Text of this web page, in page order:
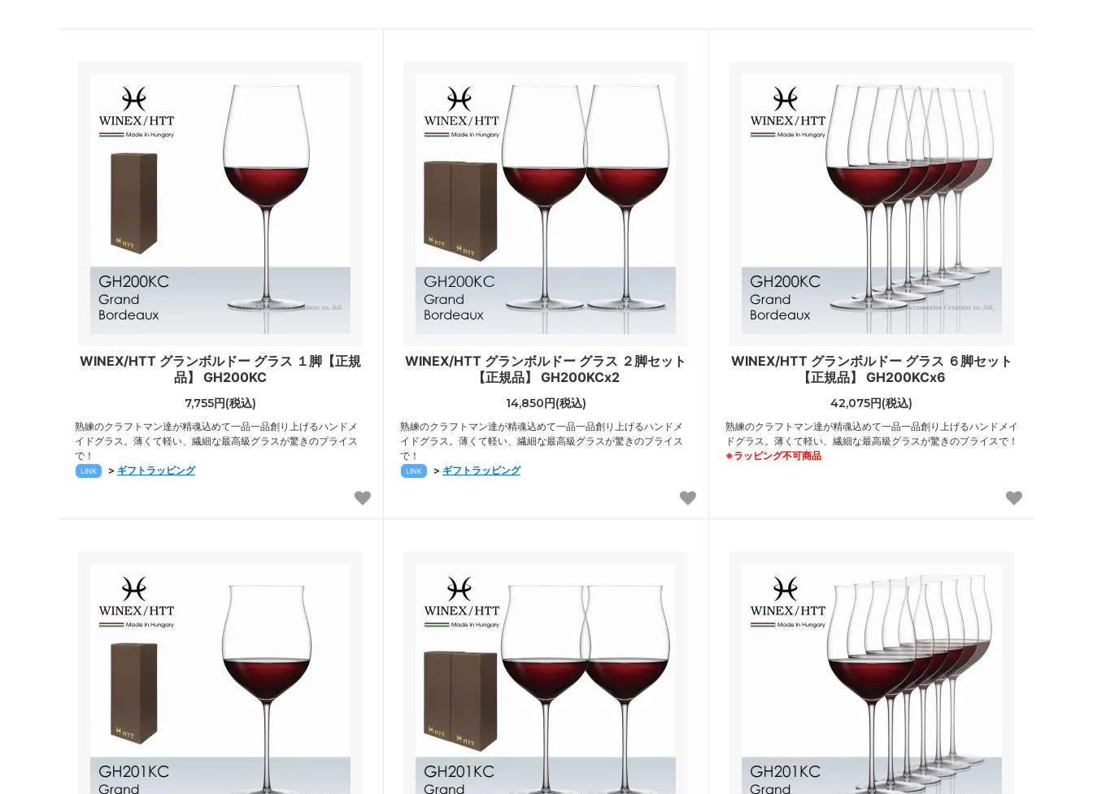
WINEX/HTT グランボルドー グラス １脚【正規
品】 GH200KC
7,755円(税込)
熟練のクラフトマン達が精魂込めて一品一品創り上げるハンドメ
イドグラス。薄くて軽い、繊細な最高級グラスが驚きのプライス
で！
LINK > ギフトラッピング
WINEX/HTT グランボルドー グラス ２脚セット
【正規品】 GH200KCx2
14,850円(税込)
熟練のクラフトマン達が精魂込めて一品一品創り上げるハンドメ
イドグラス。薄くて軽い、繊細な最高級グラスが驚きのプライス
で！
LINK > ギフトラッピング
WINEX/HTT グランボルドー グラス ６脚セット
【正規品】 GH200KCx6
42,075円(税込)
熟練のクラフトマン達が精魂込めて一品一品創り上げるハンドメイ
ドグラス。薄くて軽い、繊細な最高級グラスが驚きのプライスで！
※ラッピング不可商品